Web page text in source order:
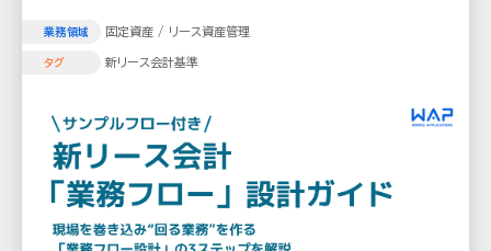
業務領域 固定資産 / リース資産管理
タグ 新リース会計基準